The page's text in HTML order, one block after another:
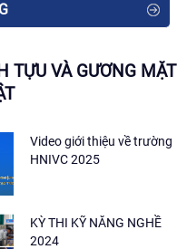
TỰU VÀ GƯƠNG MẶT
Video giới thiệu về trường
HNIVC 2025
KỲ THI KỸ NĂNG NGHỀ
2024